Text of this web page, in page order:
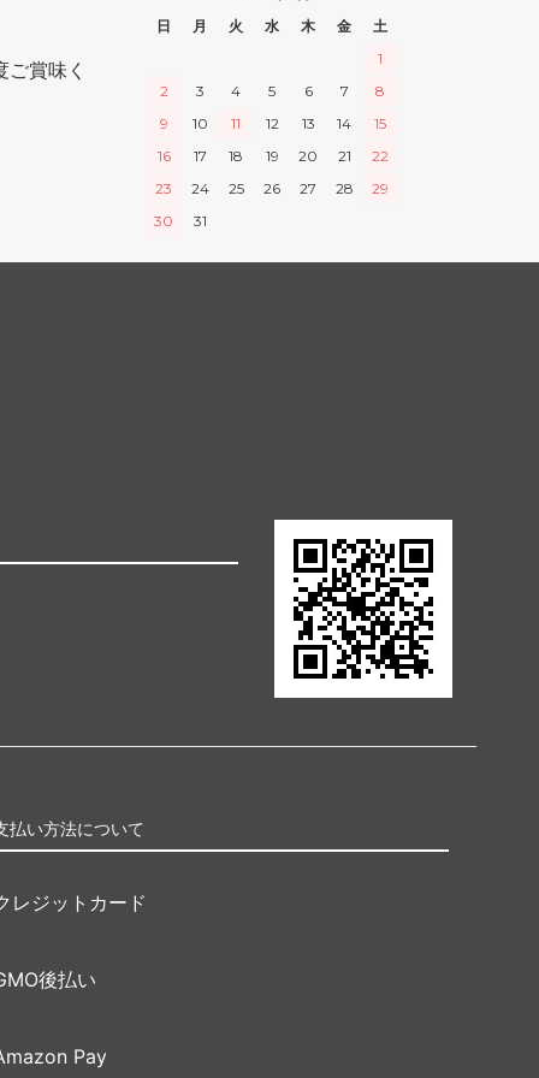
賞味く
日
月 火 水 木 金
土
1
2
3 4 5 6 7
8
9
10 11 12 13 14
15
16
17 18 19 20 21
22
23
24 25 26 27 28
29
30
31
払い方法について
レジットカード
後払い
Pay